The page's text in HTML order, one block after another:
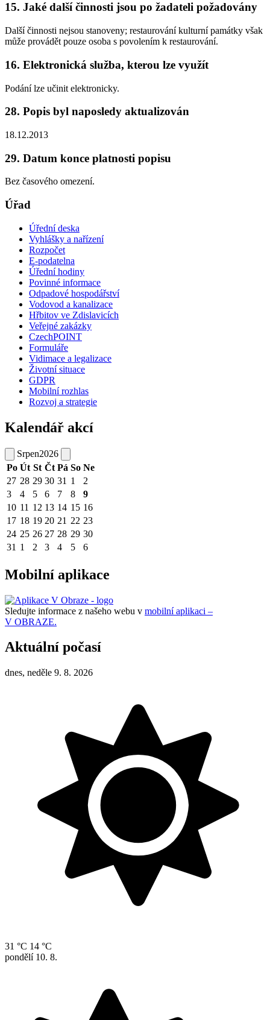
15. Jaké další činnosti jsou po žadateli požadovány
Další činnosti nejsou stanoveny; restaurování kulturní památky však
může provádět pouze osoba s povolením k restaurování.
16. Elektronická služba, kterou lze využít
Podání lze učinit elektronicky.
28. Popis byl naposledy aktualizován
18.12.2013
29. Datum konce platnosti popisu
Bez časového omezení.
Úřad
Úřední deska
Vyhlášky a nařízení
Rozpočet
E-podatelna
Úřední hodiny
Povinné informace
Odpadové hospodářství
Vodovod a kanalizace
Hřbitov ve Zdislavicích
Veřejné zakázky
CzechPOINT
Formuláře
Vidimace a legalizace
Životní situace
GDPR
Mobilní rozhlas
Rozvoj a strategie
Kalendář akcí
Srpen2026
Po Út St Čt Pá So Ne
27 28 29 30 31 1
2
3
4 5 6 7 8
9
10 11 12 13 14 15 16
17 18 19 20 21 22 23
24 25 26 27 28 29 30
31 1 2 3 4 5 6
Mobilní aplikace
Sledujte informace z našeho webu v mobilní aplikaci –
V OBRAZE.
Aktuální počasí
dnes, neděle 9. 8. 2026
31 °C 14 °C
pondělí 10. 8.